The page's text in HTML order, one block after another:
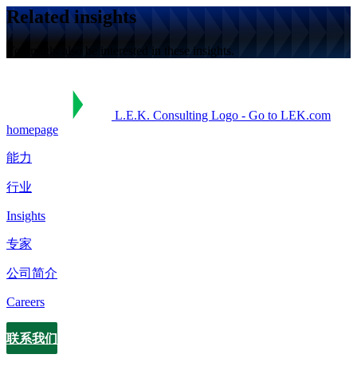
Related insights
You might also be interested in these insights.
L.E.K. Consulting Logo - Go to LEK.com
homepage
能力
行业
Insights
专家
公司简介
Careers
Contact
联系我们